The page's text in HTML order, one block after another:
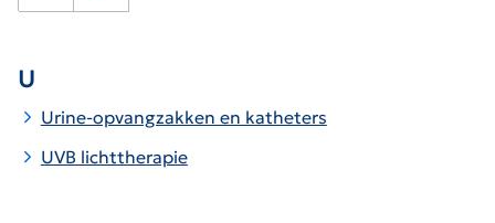
U
Urine-opvangzakken en katheters
UVB lichttherapie